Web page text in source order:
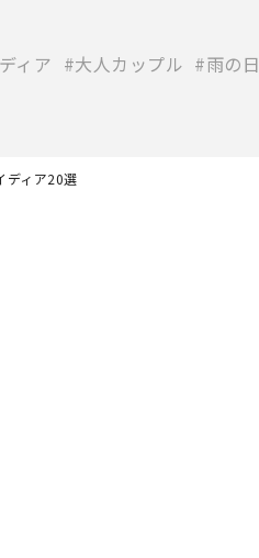
ィア 大人カップル 雨の日
ディア20選